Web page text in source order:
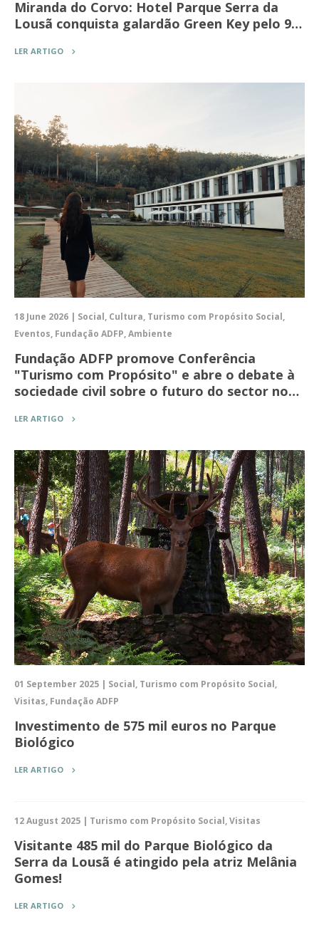
Miranda do Corvo: Hotel Parque Serra da
Lousã conquista galardão Green Key pelo 9…
LER ARTIGO
18 June 2026 | Social, Cultura, Turismo com Propósito Social,
Eventos, Fundação ADFP, Ambiente
Fundação ADFP promove Conferência
"Turismo com Propósito" e abre o debate à
sociedade civil sobre o futuro do sector no…
LER ARTIGO
01 September 2025 | Social, Turismo com Propósito Social,
Visitas, Fundação ADFP
Investimento de 575 mil euros no Parque
Biológico
LER ARTIGO
12 August 2025 | Turismo com Propósito Social, Visitas
Visitante 485 mil do Parque Biológico da
Serra da Lousã é atingido pela atriz Melânia
Gomes!
LER ARTIGO